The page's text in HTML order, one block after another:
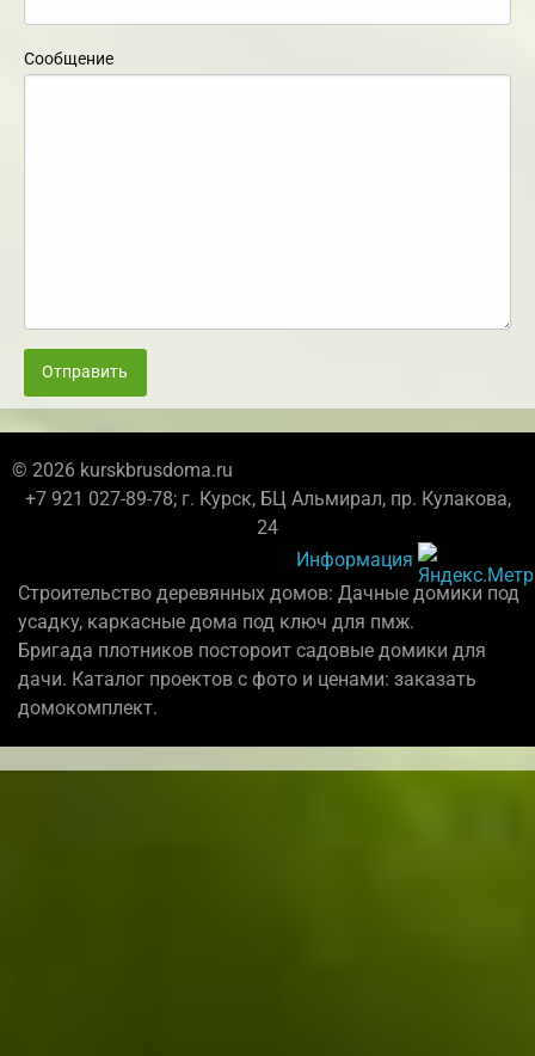
Сообщение
Отправить
© 2026 kurskbrusdoma.ru
+7 921 027-89-78; г. Курск, БЦ Альмирал, пр. Кулакова,
24
Информация
Строительство деревянных домов: Дачные домики под
усадку, каркасные дома под ключ для пмж.
Бригада плотников постороит садовые домики для
дачи. Каталог проектов с фото и ценами: заказать
домокомплект.